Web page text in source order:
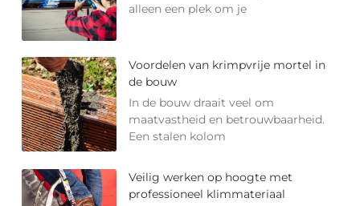
alleen een plek om je
Voordelen van krimpvrije mortel in
de bouw
In de bouw draait veel om
maatvastheid en betrouwbaarheid.
Een stalen kolom
Veilig werken op hoogte met
professioneel klimmateriaal